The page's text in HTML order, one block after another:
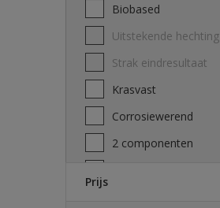
Biobased
Uitstekende hechting
Strak eindresultaat
Krasvast
Corrosiewerend
2 componenten
Prijs